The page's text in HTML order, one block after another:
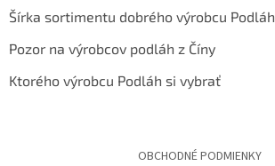
Šírka sortimentu dobrého výrobcu Podláh
Pozor na výrobcov podláh z Číny
Ktorého výrobcu Podláh si vybrať
OBCHODNÉ PODMIENKY